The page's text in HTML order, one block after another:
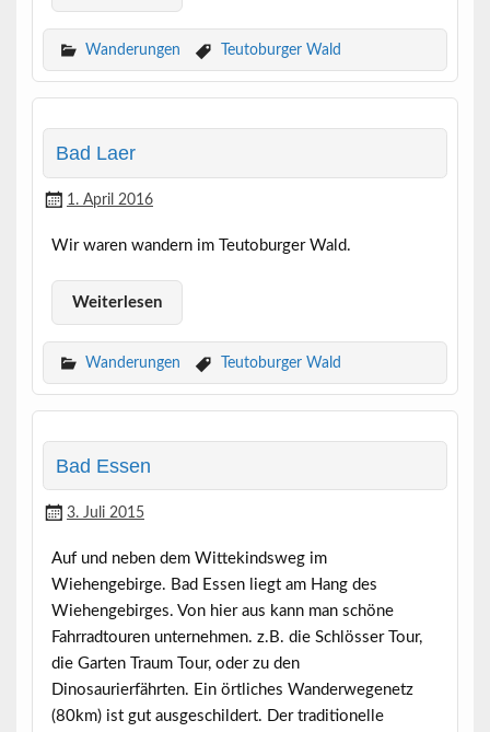
Wanderungen Teutoburger Wald
Bad Laer
1. April 2016
Wir waren wandern im Teutoburger Wald.
Weiterlesen
Wanderungen Teutoburger Wald
Bad Essen
3. Juli 2015
Auf und neben dem Wittekindsweg im
Wiehengebirge. Bad Essen liegt am Hang des
Wiehengebirges. Von hier aus kann man schöne
Fahrradtouren unternehmen. z.B. die Schlösser Tour,
die Garten Traum Tour, oder zu den
Dinosaurierfährten. Ein örtliches Wanderwegenetz
(80km) ist gut ausgeschildert. Der traditionelle